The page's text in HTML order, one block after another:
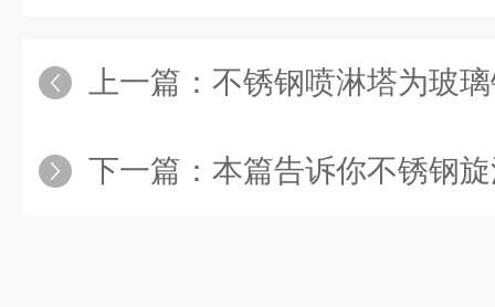
上一篇： 不锈钢喷淋塔为玻璃钢
下一篇： 本篇告诉你不锈钢